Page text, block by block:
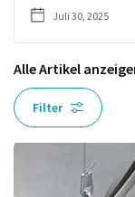
Juli 30, 2025
Alle Artikel
Filter